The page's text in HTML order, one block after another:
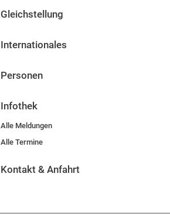
Gleichstellung
Internationales
Personen
Infothek
Alle Meldungen
Alle Termine
Kontakt & Anfahrt